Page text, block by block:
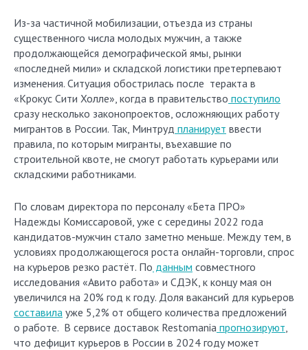
Из-за частичной мобилизации, отъезда из страны
существенного числа молодых мужчин, а также
продолжающейся демографической ямы, рынки
«последней мили» и складской логистики претерпевают
изменения. Ситуация обострилась после теракта в
«Крокус Сити Холле», когда в правительство поступило
сразу несколько законопроектов, осложняющих работу
мигрантов в России. Так, Минтруд планирует ввести
правила, по которым мигранты, въехавшие по
строительной квоте, не смогут работать курьерами или
складскими работниками.
По словам директора по персоналу «Бета ПРО»
Надежды Комиссаровой, уже с середины 2022 года
кандидатов-мужчин стало заметно меньше. Между тем, в
условиях продолжающегося роста онлайн-торговли, спрос
на курьеров резко растёт. По данным совместного
исследования «Авито работа» и СДЭК, к концу мая он
увеличился на 20% год к году. Доля вакансий для курьеров
составила уже 5,2% от общего количества предложений
о работе. В сервисе доставок Restomania прогнозируют,
что дефицит курьеров в России в 2024 году может